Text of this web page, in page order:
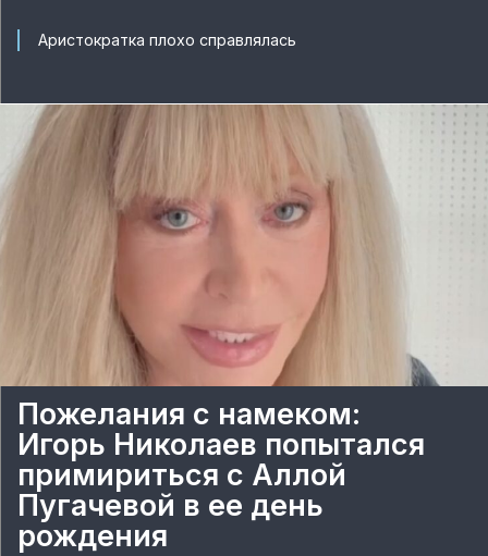
Аристократка плохо справлялась
Пожелания с намеком:
Игорь Николаев попытался
примириться с Аллой
Пугачевой в ее день
рождения